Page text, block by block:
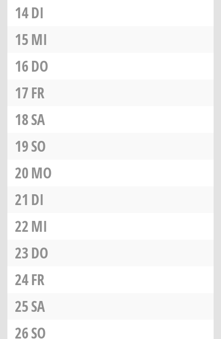
14DI
15MI
16DO
17FR
18SA
19SO
20MO
21 DI
22MI
23DO
24FR
25SA
26SO